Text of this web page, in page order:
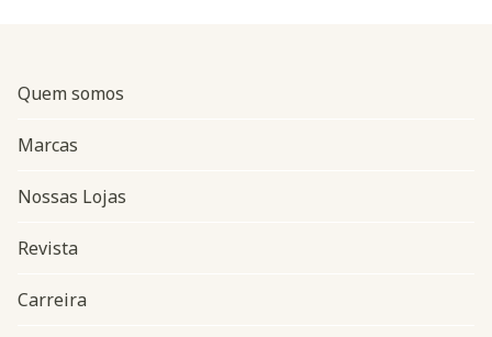
Quem somos
Marcas
Nossas Lojas
Revista
Carreira